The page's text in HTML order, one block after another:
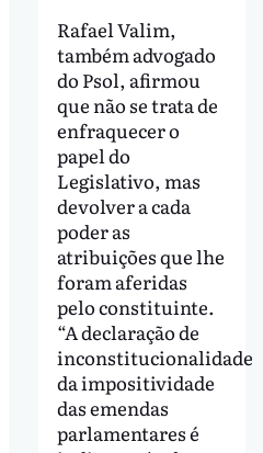
Rafael Valim,
também advogado
do Psol, afirmou
que não se trata de
enfraquecer o
papel do
Legislativo, mas
devolver a cada
poder as
atribuições que lhe
foram aferidas
pelo constituinte.
“A declaração de
inconstitucionalidade
da impositividade
das emendas
parlamentares é